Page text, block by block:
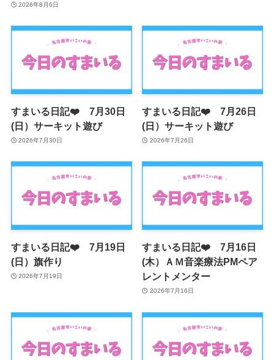
2026年8月6日
すまいる日記❤️ 7月30日
(日）サーキット遊び
2026年7月30日
すまいる日記❤️ 7月26日
(日）サーキット遊び
2026年7月26日
すまいる日記❤️ 7月19日
(日）旗作り
2026年7月19日
すまいる日記❤️ 7月16日
(木）ＡＭ音楽療法PMペア
レントメンター
2026年7月16日